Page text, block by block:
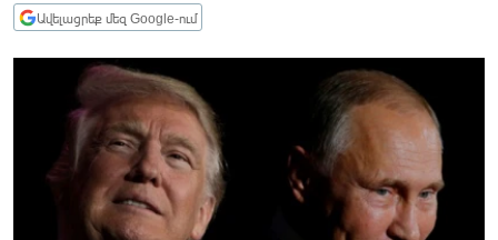
ՂԱՐԱԲԱՂ
ՏԱՐԱԾԱՇՐՋԱՆ
ՄԻՋԱԶԳԱՅԻՆ
ՄՇԱԿՈՒՅԹ
Ավելացրեք մեզ Google-ում